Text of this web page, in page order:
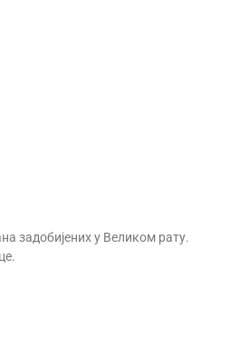
задобијених у Великом рату.